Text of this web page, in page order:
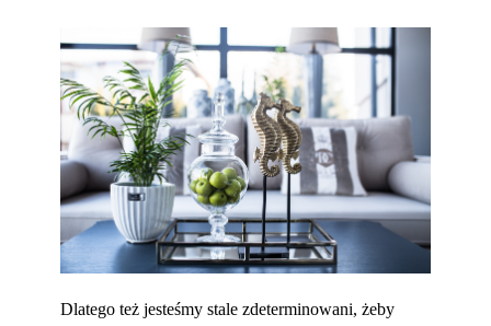
Dlatego też jesteśmy stale zdeterminowani, żeby